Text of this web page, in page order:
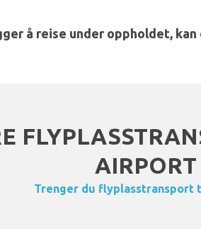
å reise under oppholdet,
AIRPORT
Trenger du flyplasstransport